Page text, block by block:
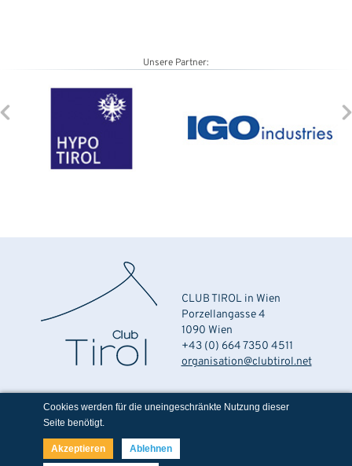
Unsere Partner:
CLUB TIROL in Wien
Porzellangasse 4
1090 Wien
+43 (0) 664 7350 4511
organisation@clubtirol.net
Impressum
Cookies werden für die uneingeschränkte Nutzung dieser
Seite benötigt.
Akzeptieren Ablehnen